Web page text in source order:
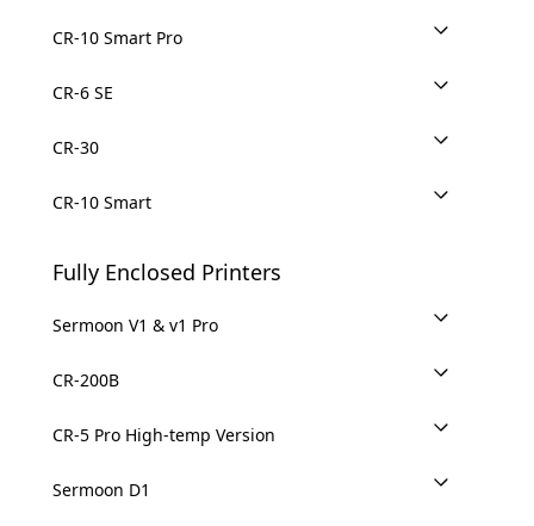
CR-10 Smart Pro
CR-6 SE
CR-30
CR-10 Smart
Fully Enclosed Printers
Sermoon V1 & v1 Pro
CR-200B
CR-5 Pro High-temp Version
Sermoon D1